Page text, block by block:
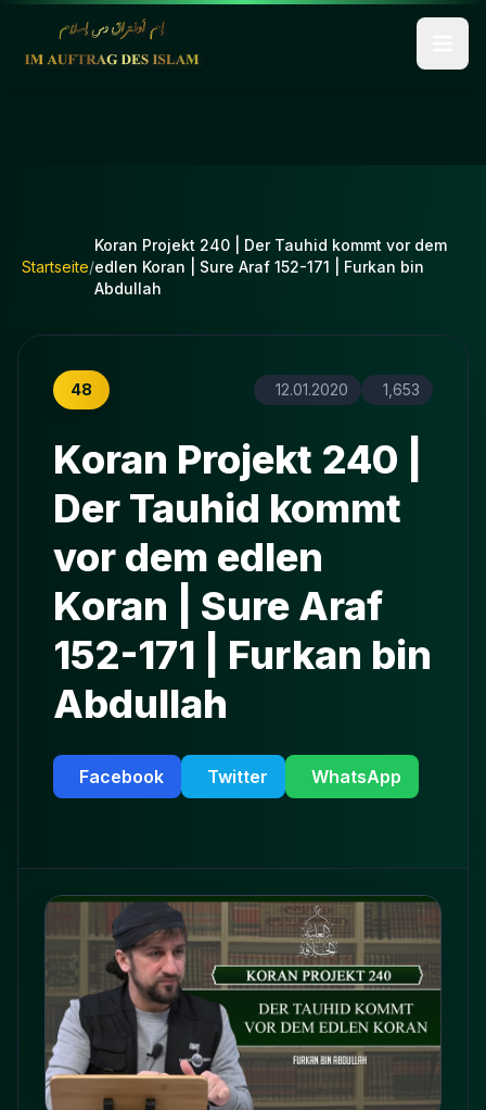
Startseite/
Koran Projekt 240 | Der Tauhid kommt vor dem
edlen Koran | Sure Araf 152-171 | Furkan bin
Abdullah
48 12.01.2020 1,653
Koran Projekt 240 |
Der Tauhid kommt
vor dem edlen
Koran | Sure Araf
152-171 | Furkan bin
Abdullah
Facebook Twitter WhatsApp